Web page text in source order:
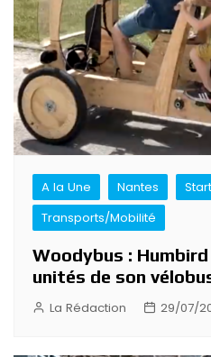
A la Une Nantes
Transports/Mobilité
Woodybus :
unités de son
La Rédaction 29/07/